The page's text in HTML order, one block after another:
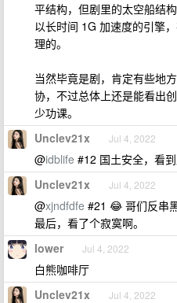
平结构，但剧里的太空船结
以长时间 1G 加速度的引擎
理的。
当然毕竟是剧，肯定有些地
协，不过总体上还是能看出
少功课。
Unclev21x Jul 4, 2022
@idblife #12 国土安全，看到
Unclev21x Jul 4, 2022
@xjndfdfe #21 😂 哥们反串
最后，看了个寂寞啊。
lower Jul 4, 2022
白熊咖啡厅
Unclev21x Jul 4, 2022